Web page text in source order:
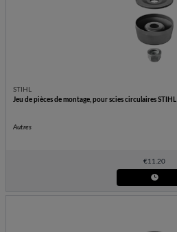
STIHL
Jeu de pièces de montage, pour scies circulaires STIHL
Autres
€11.20